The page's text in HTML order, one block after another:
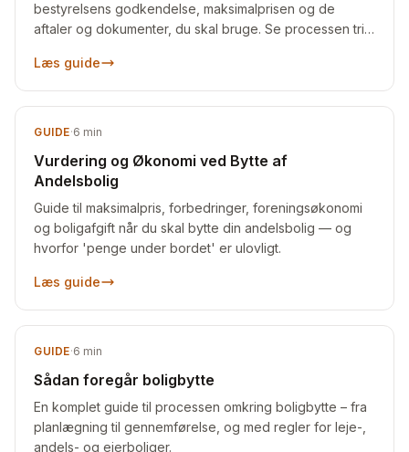
bestyrelsens godkendelse, maksimalprisen og de
aftaler og dokumenter, du skal bruge. Se processen trin
Læs guide
GUIDE·6 min
Vurdering og Økonomi ved Bytte af
Andelsbolig
Guide til maksimalpris, forbedringer, foreningsøkonomi
og boligafgift når du skal bytte din andelsbolig — og
hvorfor 'penge under bordet' er ulovligt.
Læs guide
GUIDE·6 min
Sådan foregår boligbytte
En komplet guide til processen omkring boligbytte – fra
planlægning til gennemførelse, og med regler for leje-,
andels- og ejerboliger.